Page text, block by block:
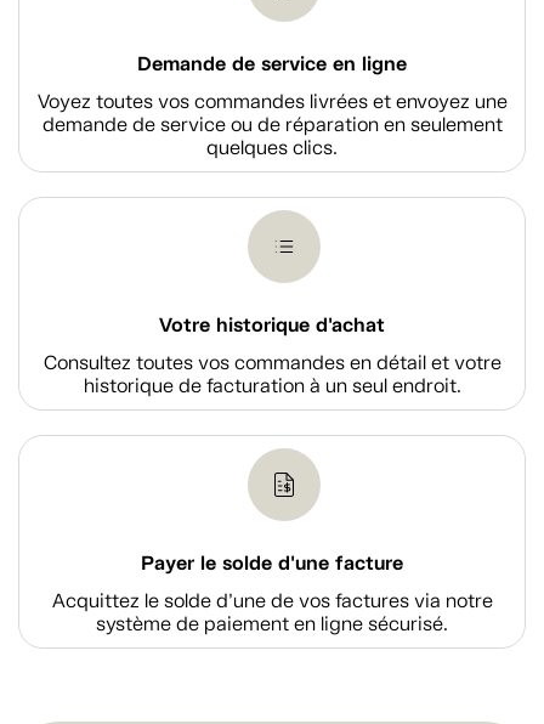
Demande de service en ligne
Voyez toutes vos commandes livrées et envoyez une
demande de service ou de réparation en seulement
quelques clics.
Votre historique d'achat
Consultez toutes vos commandes en détail et votre
historique de facturation à un seul endroit.
Payer le solde d'une facture
Acquittez le solde d’une de vos factures via notre
système de paiement en ligne sécurisé.